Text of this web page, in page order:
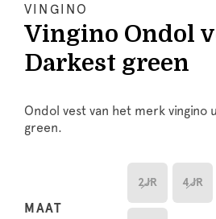
VINGINO
Vingino Ondol
Darkest green
Ondol vest van het merk vingino
green.
MAAT
2JR 4JR